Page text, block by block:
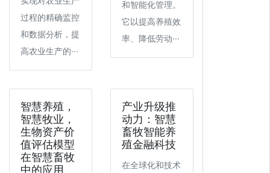
过程的精确监控
和数据分析，提
高农业生产的···
和智能化管理。
它以提高养殖效
率、降低劳动···
智慧养殖，
智慧牧业，
生物资产价
值评估模型
在智慧畜牧
中的应用
产业升级推
动力：智慧
畜牧智能养
殖金融科技
在全球化和技术